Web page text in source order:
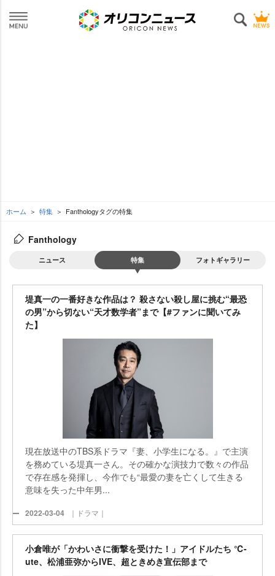
ホーム 特集 Fanthologyタグの特集
Fanthology
ニュース 特集 フォトギャラリー
堤真一の一番好きな作品は？ 殺さない殺し屋に挑む“最恐
の男”から切ない“天才数学者”まで【#ファンに聞いてみ
た】
現在放送中のTBS系ドラマ『妻、小学生になる。』で主演
を務めている堤真一さん。その確かな演技力で数々の作品
で存在感を発揮し、今作でも“最愛の妻を亡くして生きる
意味を失った中年男...
2022-03-04 ｜ドラマ｜
小倉唯が「かわいさに衝撃を受けた！」アイドルたち ℃-
ute、松浦亜弥からIVE、超ときめき宣伝部まで